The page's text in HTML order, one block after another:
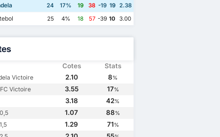
26/8/2018
24 17% 19 38 -19 19 2.38
25 4% 18 57 -39 10 3.00
Cotes Stats
Victoire 2.10 8%
Victoire 3.55 17%
3.18 42%
1.07 88%
1.29 71%